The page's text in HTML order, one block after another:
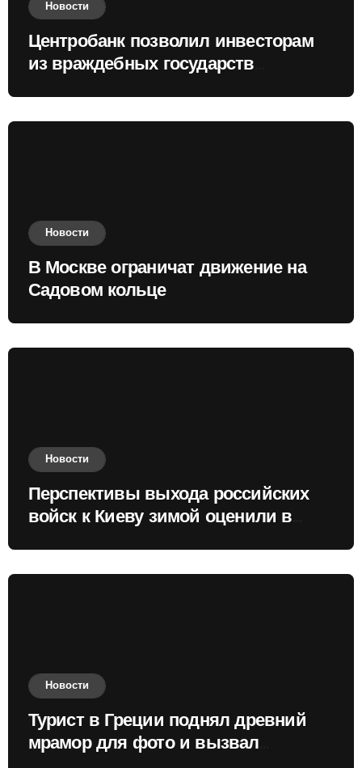
Новости
Центробанк позволил инвесторам
из враждебных государств
Новости
В Москве ограничат движение на
Садовом кольце
Новости
Перспективы выхода российских
войск к Киеву зимой оценили в
Новости
Турист в Греции поднял древний
мрамор для фото и вызвал